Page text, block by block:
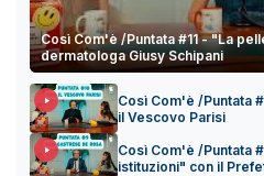
Così Com'è /Puntata #11 - "La
dermatologa Giusy Schipani
Così Com'è /Puntata
il Vescovo Parisi
Così Com'è /Puntata
istituzioni" con il